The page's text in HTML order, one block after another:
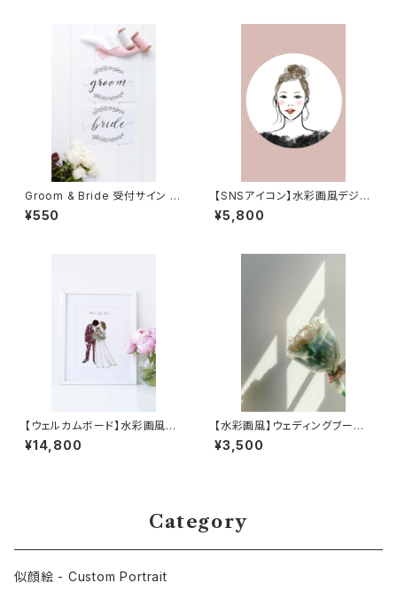
Groom & Bride 受付サイン |
カリグラフィー | チェアサイン
¥550
【SNSアイコン】水彩画風デジタ
ル似顔絵イラスト | 水彩画風似
顔絵アイコン | アイコンイラスト
¥5,800
【ウェルカムボード】水彩画風似
顔絵イラスト | 贈り物用イラスト
| 結婚祝いのプレゼント似顔絵
¥14,800
【水彩画風】ウェディングブーケ
追加
¥3,500
Category
似顔絵 - Custom Portrait